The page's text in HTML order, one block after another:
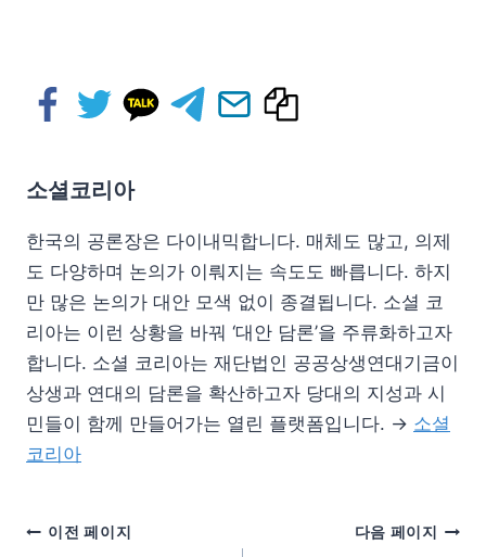
소셜코리아
한국의 공론장은 다이내믹합니다. 매체도 많고, 의제
도 다양하며 논의가 이뤄지는 속도도 빠릅니다. 하지
만 많은 논의가 대안 모색 없이 종결됩니다. 소셜 코
리아는 이런 상황을 바꿔 ‘대안 담론’을 주류화하고자
합니다. 소셜 코리아는 재단법인 공공상생연대기금이
상생과 연대의 담론을 확산하고자 당대의 지성과 시
민들이 함께 만들어가는 열린 플랫폼입니다. → 소셜
코리아
이전 페이지 다음 페이지